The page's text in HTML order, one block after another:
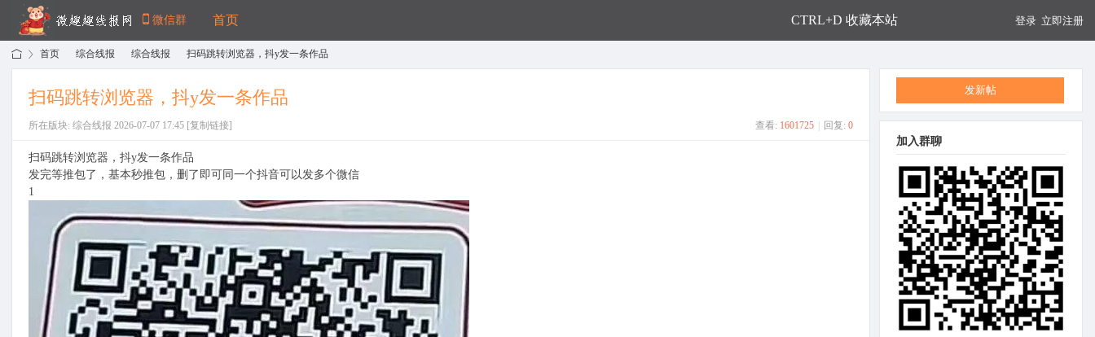
微信群 首页 CTRL+D 收藏本站 登录 立即注册
首页
›
综合线报
›
综合线报
›
扫码跳转浏览器，抖y发一条作品
扫码跳转浏览器，抖y发一条作品
所在版块: 综合线报 2026-07-07 17:45 [复制链接] 查看: 1601725 回复: 0
扫码跳转浏览器，抖y发一条作品
发完等推包了，基本秒推包，删了即可同一个抖音可以发多个微信
1
发新帖
加入群聊